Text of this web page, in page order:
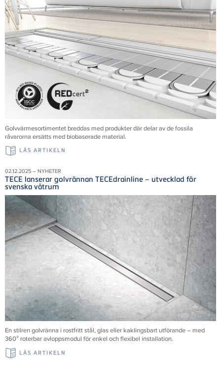
Golvvärmesortimentet breddas med produkter där delar av de fossila
råvarorna ersätts med biobaserade material.
LÄS ARTIKELN
02.12.2025 – NYHETER
TECE lanserar golvrännan TECEdrainline – utvecklad för
svenska våtrum
En stilren golvränna i rostfritt stål, glas eller kaklingsbart utförande – med
360° roterbar avloppsmodul för enkel och flexibel installation.
LÄS ARTIKELN